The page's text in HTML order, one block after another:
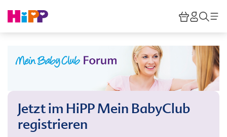
HiPP
Jetzt im HiPP Mein BabyClub
registrieren